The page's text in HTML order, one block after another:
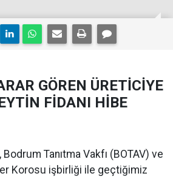
GÖREN ÜRETİCİYE
FİDANI HİBE
Tanıtma Vakfı (BOTAV) ve
Korosu işbirliği ile geçtiğimiz